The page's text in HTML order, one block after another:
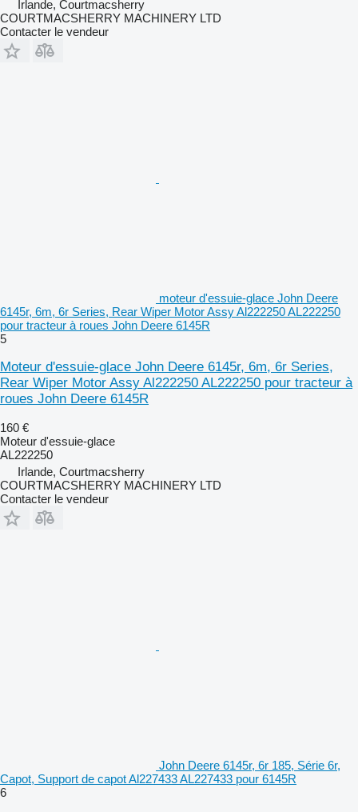
Irlande, Courtmacsherry
COURTMACSHERRY MACHINERY LTD
Contacter le vendeur
moteur d'essuie-glace John Deere
6145r, 6m, 6r Series, Rear Wiper Motor Assy Al222250 AL222250
pour tracteur à roues John Deere 6145R
5
Moteur d'essuie-glace John Deere 6145r, 6m, 6r Series,
Rear Wiper Motor Assy Al222250 AL222250 pour tracteur à
roues John Deere 6145R
160 €
Moteur d'essuie-glace
AL222250
Irlande, Courtmacsherry
COURTMACSHERRY MACHINERY LTD
Contacter le vendeur
John Deere 6145r, 6r 185, Série 6r,
Capot, Support de capot Al227433 AL227433 pour 6145R
6